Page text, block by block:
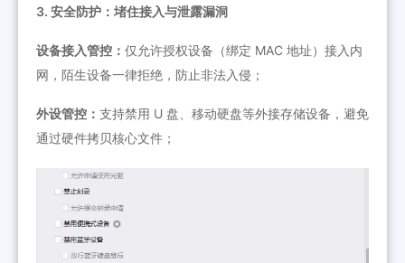
3. 安全防护：堵住接入与泄露漏洞
设备接入管控： 仅允许授权设备（绑定 MAC 地址）接入内
网，陌生设备一律拒绝，防止非法入侵；
外设管控： 支持禁用 U 盘、移动硬盘等外接存储设备，避免
通过硬件拷贝核心文件；